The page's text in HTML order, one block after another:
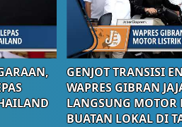
GENJOT TRANSISI
WAPRES GIBRAN
LANGSUNG MOTOR
BUATAN LOKAL DI